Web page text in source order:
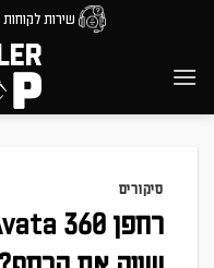
content
שירות לקוחות
סיקורים